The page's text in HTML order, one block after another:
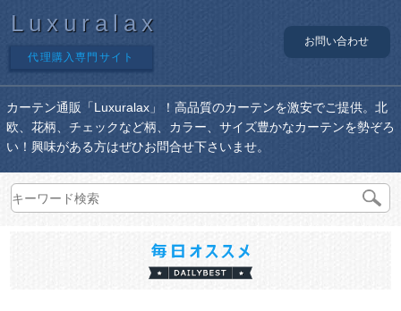
Luxuralax
代理購入専門サイト
お問い合わせ
カーテン通販「Luxuralax」！高品質のカーテンを激安でご提供。北
欧、花柄、チェックなど柄、カラー、サイズ豊かなカーテンを勢ぞろ
い！興味がある方はぜひお問合せ下さいませ。